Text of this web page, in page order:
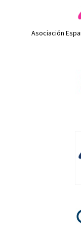
Asociación